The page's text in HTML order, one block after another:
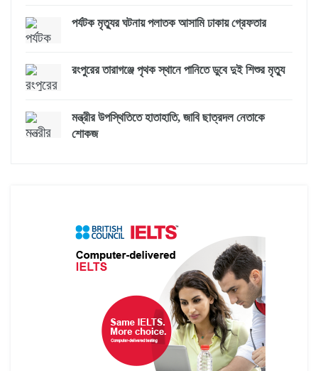
পর্যটক মৃত্যুর ঘটনায় পলাতক আসামি ঢাকায় গ্রেফতার
রংপুরের তারাগঞ্জে পৃথক স্থানে পানিতে ডুবে দুই শিশুর মৃত্যু
মন্ত্রীর উপস্থিতিতে হাতাহাতি, জাবি ছাত্রদল নেতাকে
শোকজ